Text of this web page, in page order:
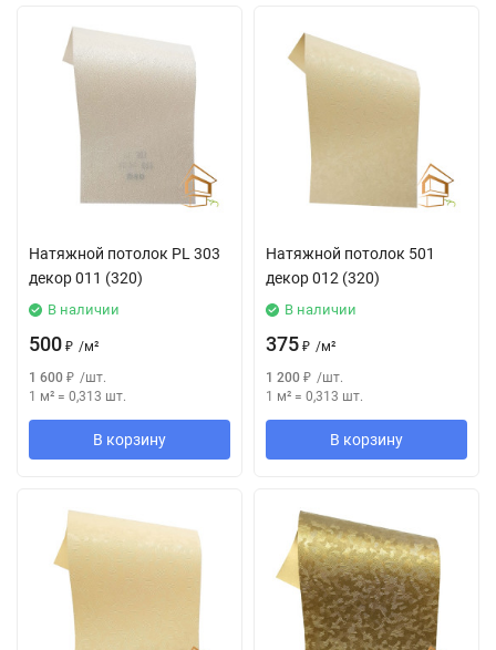
Натяжной потолок РL 303
декор 011 (320)
В наличии
500 ₽ /м²
1 600 ₽ /шт.
1 м² = 0,313 шт.
В корзину
Натяжной потолок 501
декор 012 (320)
В наличии
375 ₽ /м²
1 200 ₽ /шт.
1 м² = 0,313 шт.
В корзину